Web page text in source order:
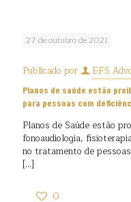
27 de outubro de 2021
Publicado por EFS
Planos de saúde estão
para pessoas com
Planos de Saúde estão
fonoaudiologia,
no tratamento de
[…]
0